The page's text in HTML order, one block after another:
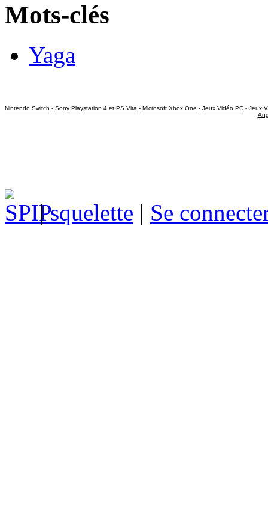
Mots-clés
Yaga
Nintendo Switch - Sony Playstation 4 et PS Vita - Microsoft Xbox One - Jeux Vidéo PC - Jeux
|squelette | Se